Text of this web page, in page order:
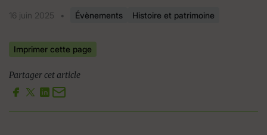
16 juin 2025 • Évènements Histoire et patrimoine
Imprimer cette page
Partager cet article